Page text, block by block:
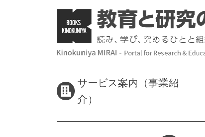
サービス案内（事業紹
介）